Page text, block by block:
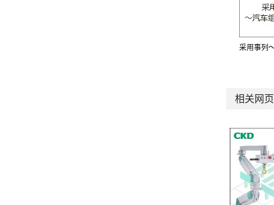
采用事列
相关网页